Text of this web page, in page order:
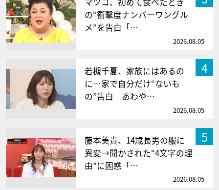
の“衝撃度ナンバーワングル
メ”を告白「…
2026.08.05
4
若槻千夏、家族にはあるの
に…家で自分だけ“ないも
の”告白 あわや…
2026.08.05
5
藤本美貴、14歳長男の服に
異変→聞かされた“4文字の理
由”に困惑「…
2026.08.05